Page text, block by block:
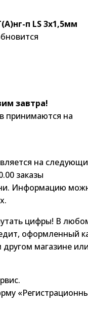
п LS 3х1,5мм
завтра!
принимаются на
на
заказы
Информацию
цифры! В
оформленный
магазине